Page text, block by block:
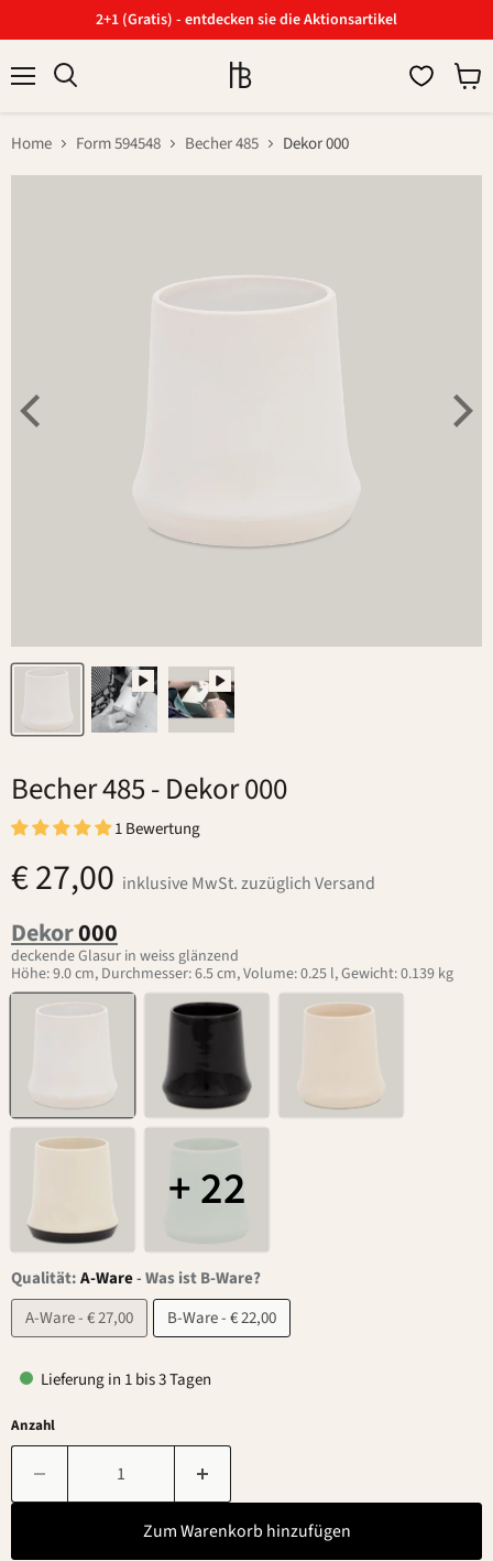
2+1 (Gratis) - entdecken sie die Aktionsartikel
Home Form 594548 Becher 485 Dekor 000
Becher 485- Dekor 000
1 Bewertung
€ 27,00 inklusive MwSt. zuzüglich Versand
Dekor000
deckende Glasur in weiss glänzend
Höhe: 9.0 cm, Durchmesser: 6.5 cm, Volume: 0.25 l, Gewicht: 0.139 kg
+ 22
Qualität:A-Ware-Was ist B-Ware?
A-Ware - € 27,00
B-Ware - € 22,00
Lieferung in 1 bis 3 Tagen
Anzahl
Zum Warenkorb hinzufügen